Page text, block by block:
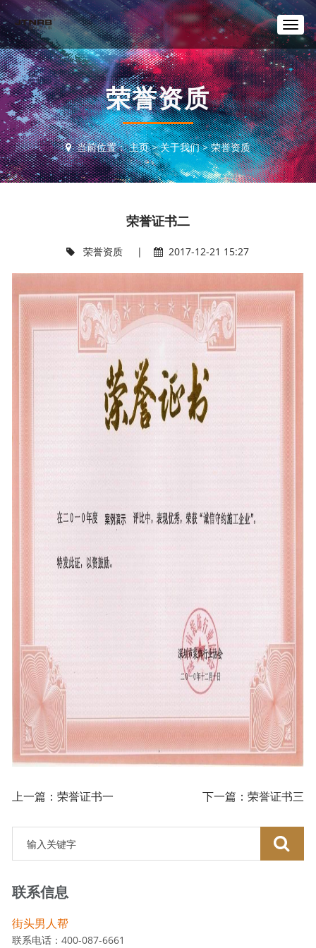
T
o
g
g
l
e
n
a
v
i
g
a
荣誉资质
当前位置：主页>关于我们>荣誉资质
荣誉证书二
荣誉资质 | 2017-12-21 15:27
上一篇：荣誉证书一 下一篇：荣誉证书三
联系信息
街头男人帮
联系电话：400-087-6661